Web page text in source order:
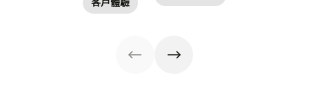
productivity, and
costs, and